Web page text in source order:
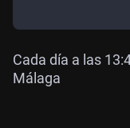
Cada día a las
Málaga